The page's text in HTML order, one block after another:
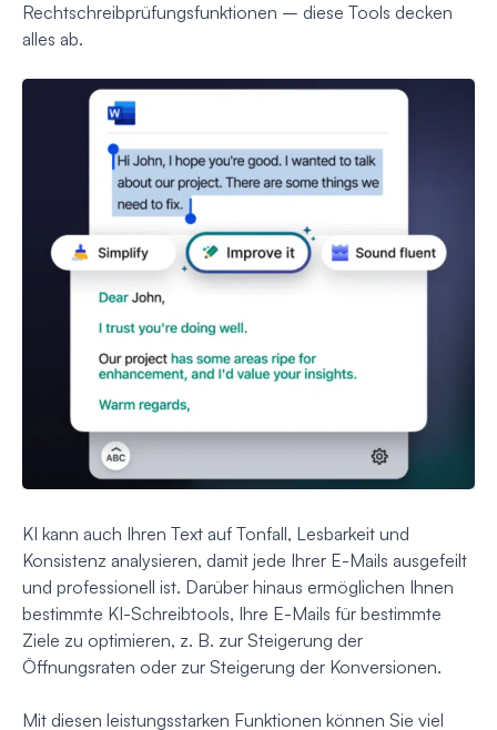
Rechtschreibprüfungsfunktionen – diese Tools decken
alles ab.
KI kann auch Ihren Text auf Tonfall, Lesbarkeit und
Konsistenz analysieren, damit jede Ihrer E-Mails ausgefeilt
und professionell ist. Darüber hinaus ermöglichen Ihnen
bestimmte KI-Schreibtools, Ihre E-Mails für bestimmte
Ziele zu optimieren, z. B. zur Steigerung der
Öffnungsraten oder zur Steigerung der Konversionen.
Mit diesen leistungsstarken Funktionen können Sie viel